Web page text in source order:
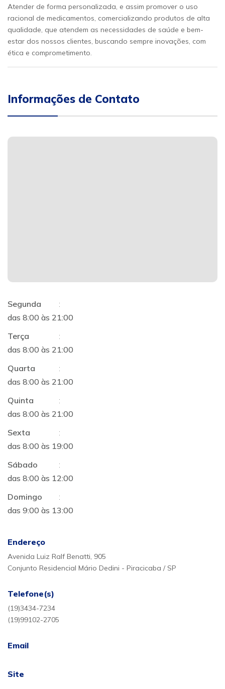
Atender de forma personalizada, e assim promover o uso
racional de medicamentos, comercializando produtos de alta
qualidade, que atendem as necessidades de saúde e bem-
estar dos nossos clientes, buscando sempre inovações, com
ética e comprometimento.
Informações de Contato
Segunda
:
das 8:00 às 21:00
Terça
:
das 8:00 às 21:00
Quarta
:
das 8:00 às 21:00
Quinta
:
das 8:00 às 21:00
Sexta
:
das 8:00 às 19:00
Sábado
:
das 8:00 às 12:00
Domingo
:
das 9:00 às 13:00
Endereço
Avenida Luiz Ralf Benatti, 905
Conjunto Residencial Mário Dedini - Piracicaba / SP
Telefone(s)
(19)3434-7234
(19)99102-2705
Email
Site